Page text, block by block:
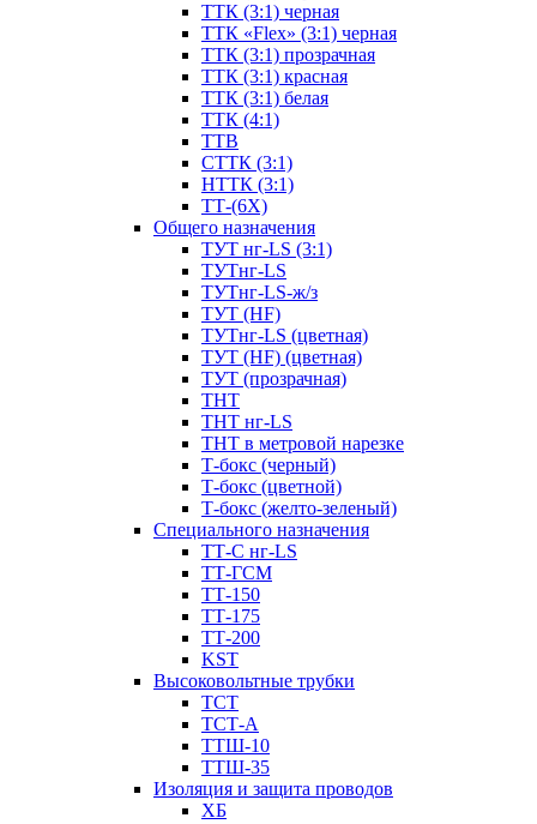
ТТК (3:1) черная
ТТК «Flex» (3:1) черная
ТТК (3:1) прозрачная
ТТК (3:1) красная
ТТК (3:1) белая
ТТК (4:1)
ТТВ
СТТК (3:1)
НТТК (3:1)
ТТ-(6Х)
Общего назначения
ТУТ нг-LS (3:1)
ТУТнг-LS
ТУТнг-LS-ж/з
ТУТ (HF)
ТУТнг-LS (цветная)
ТУТ (HF) (цветная)
ТУТ (прозрачная)
ТНТ
ТНТ нг-LS
ТНТ в метровой нарезке
Т-бокс (черный)
Т-бокс (цветной)
Т-бокс (желто-зеленый)
Специального назначения
ТТ-С нг-LS
ТТ-ГСМ
ТТ-150
ТТ-175
ТТ-200
KST
Высоковольтные трубки
ТСТ
ТСТ-А
ТТШ-10
ТТШ-35
Изоляция и защита проводов
ХБ